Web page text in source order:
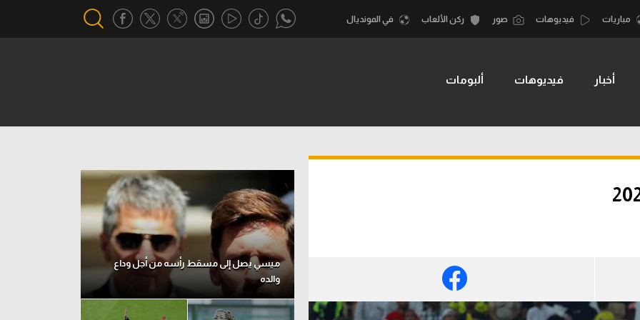
الدوري الإنجليزي
الدوري الإسباني
كرة السلة الأمريكية
كرة سلة
رياضة نسائية
تحقيق في الجول
تقرير في الجول
تحليل في الجول
حكايات في الجول
كويز في الجول
فيديو في الجول
مباريات فيديوهات صور ركن الألعاب في المونديال
أخبار فيديوهات ألبومات
ميسي يصل إلى مسقط رأسه من أجل وداع
والده